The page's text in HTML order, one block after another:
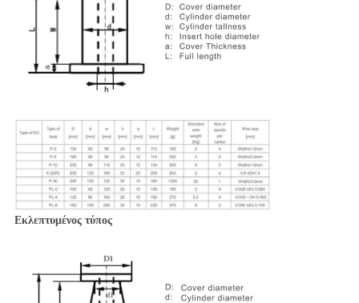
Εκλεπτυμένος τύπος